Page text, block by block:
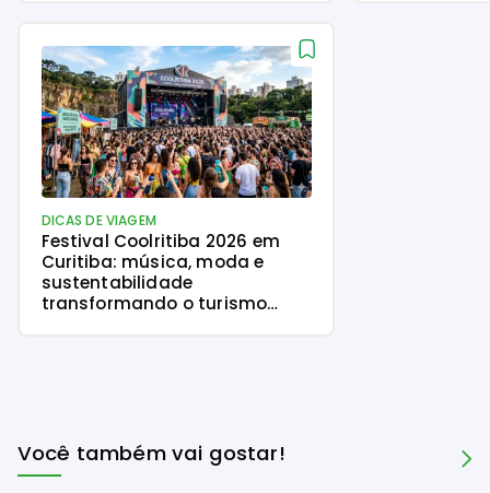
DICAS DE VIAGEM
Festival Coolritiba 2026 em
Curitiba: música, moda e
sustentabilidade
transformando o turismo
Você também vai gostar!